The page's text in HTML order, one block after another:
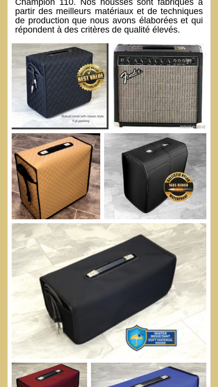
Champion 110. Nos housses sont fabriqués à
partir des meilleurs matériaux et de techniques
de production que nous avons élaborées et qui
répondent à des critères de qualité élevés.